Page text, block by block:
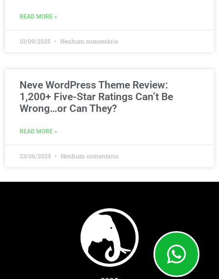
READ MORE »
10/09/2025 Nenhum comentário
Neve WordPress Theme Review:
1,200+ Five-Star Ratings Can’t Be
Wrong…or Can They?
READ MORE »
23/06/2025 Nenhum comentário